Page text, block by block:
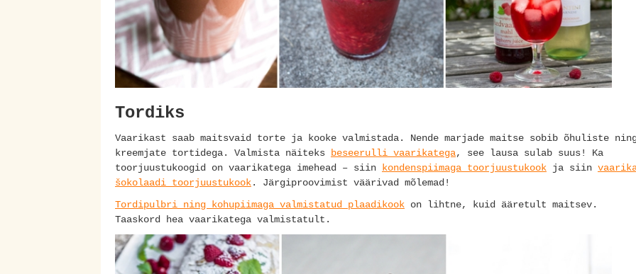
Tordiks
Vaarikast saab maitsvaid torte ja kooke valmistada. Nende marjade maitse sobib õhuliste
kreemjate tortidega. Valmista näiteks beseerulli vaarikatega, see lausa sulab suus! Ka
toorjuustukoogid on vaarikatega imehead – siin kondenspiimaga toorjuustukook ja siin
šokolaadi toorjuustukook. Järgiproovimist väärivad mõlemad!
Tordipulbri ning kohupiimaga valmistatud plaadikook on lihtne, kuid ääretult maitsev.
Taaskord hea vaarikatega valmistatult.